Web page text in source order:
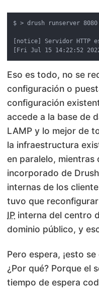
$ > drush runserver 8080
[notice] Servidor
Eso es todo, no se
configuración o
configuración
accede a la base de
LAMP y lo mejor de
la infraestructura
en paralelo, mientras
incorporado de
internas de los
tuvo que
IP interna del centro
dominio público, y
Pero espera, ¡esto
¿Por qué? Porque el
tiempo de espera